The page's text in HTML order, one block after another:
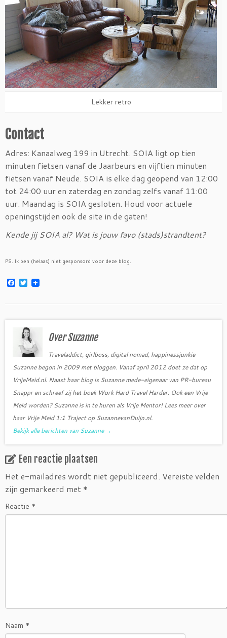
Lekker retro
Contact
Adres: Kanaalweg 199 in Utrecht. SOIA ligt op tien
minuten fietsen vanaf de Jaarbeurs en vijftien minuten
fietsen vanaf Neude. SOIA is elke dag geopend van 12:00
tot 24:00 uur en zaterdag en zondag zelfs vanaf 11:00
uur. Maandag is SOIA gesloten. Houd voor actuele
openingstijden ook de site in de gaten!
Kende jij SOIA al? Wat is jouw favo (stads)strandtent?
PS. Ik ben (helaas) niet gesponsord voor deze blog.
F
o
T
w
e
r
Over Suzanne
Traveladdict, girlboss, digital nomad, happinessjunkie
Suzanne begon in 2009 met bloggen. Vanaf april 2012 doet ze dat op
VrijeMeid.nl. Naast haar blog is Suzanne mede-eigenaar van PR-bureau
Snappr en schreef zij het boek Work Hard Travel Harder. Ook een Vrije
Meid worden? Suzanne is in te huren als Vrije Mentor! Lees meer over
haar Vrije Meid 1:1 Traject op SuzannevanDuijn.nl.
Bekijk alle berichten van Suzanne →
Een reactie plaatsen
Het e-mailadres wordt niet gepubliceerd. Vereiste velden
zijn gemarkeerd met *
Reactie *
Naam *